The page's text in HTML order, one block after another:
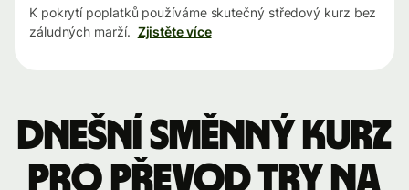
K pokrytí poplatků používáme skutečný středový kurz bez
záludných marží. Zjistěte více
Dnešní směnný kurz
pro převod TRY na